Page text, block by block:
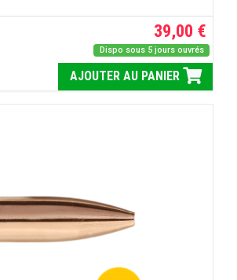
39,00 €
Dispo sous 5 jours ouvrés
AJOUTER AU PANIER